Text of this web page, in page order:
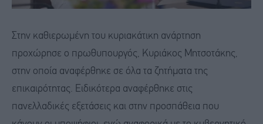
Στην καθιερωμένη του κυριακάτικη ανάρτηση
προχώρησε ο πρωθυπουργός, Κυριάκος Μητσοτάκης,
στην οποία αναφέρθηκε σε όλα τα ζητήματα της
επικαιρότητας. Ειδικότερα αναφέρθηκε στις
πανελλαδικές εξετάσεις και στην προσπάθεια που